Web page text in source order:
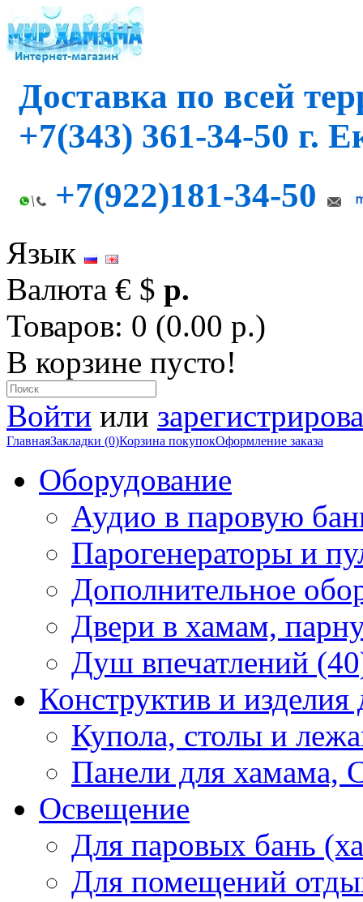
Доставка по всей
+7(343) 361-34-50 г.
+7(922)181-34-50
Язык
Валюта € $ р.
Товаров: 0 (0.00 р.)
В корзине пусто!
Войти или
ГлавнаяЗакладки (0)Корзина покупокОформление заказа
Оборудование
Аудио в паровую
Парогенераторы и
Дополнительное
Двери в хамам,
Душ впечатлений
Конструктив и изделия
Купола, столы и
Панели для
Освещение
Для паровых бань
Для помещений